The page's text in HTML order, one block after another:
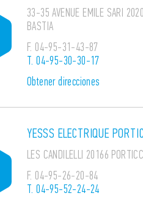
33-35 AVENUE EMILE SARI
BASTIA
F. 04-95-31-43-87
T.04-95-30-30-17
Obtener direcciones
YESSS ELECTRIQUE
LES CANDILELLI 20166
F. 04-95-26-20-84
T.04-95-52-24-24